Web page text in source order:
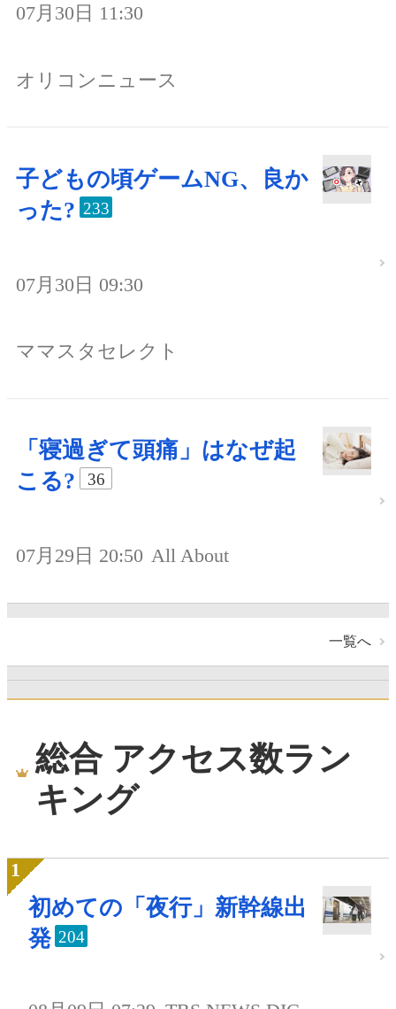
07月30日 11:30
オリコンニュース
子どもの頃ゲームNG、良か
った? 233
07月30日 09:30
ママスタセレクト
「寝過ぎて頭痛」はなぜ起
こる?
36
07月29日 20:50 All About
一覧へ
総合 アクセス数ラン
キング
初めての「夜行」新幹線出
発 204